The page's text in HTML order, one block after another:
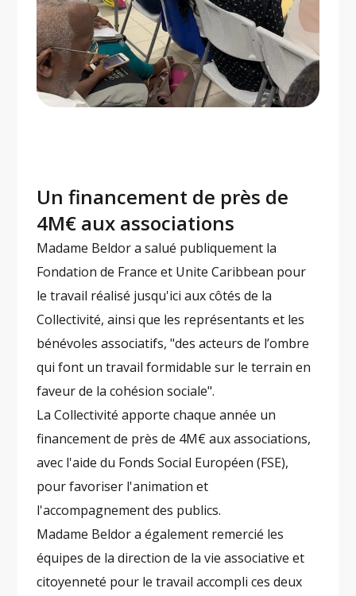
Un financement de près de
4M€ aux associations
Madame Beldor a salué publiquement la
Fondation de France et Unite Caribbean pour
le travail réalisé jusqu'ici aux côtés de la
Collectivité, ainsi que les représentants et les
bénévoles associatifs, "des acteurs de l’ombre
qui font un travail formidable sur le terrain en
faveur de la cohésion sociale".
La Collectivité apporte chaque année un
financement de près de 4M€ aux associations,
avec l'aide du Fonds Social Européen (FSE),
pour favoriser l'animation et
l'accompagnement des publics.
Madame Beldor a également remercié les
équipes de la direction de la vie associative et
citoyenneté pour le travail accompli ces deux